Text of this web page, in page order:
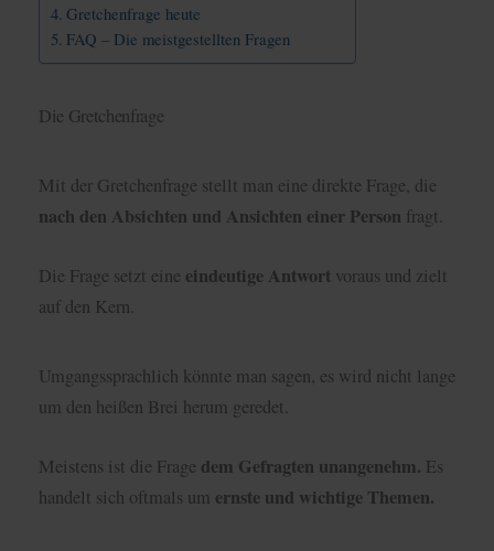
Gretchenfrage heute
FAQ – Die meistgestellten Fragen
Die Gretchenfrage
Mit der Gretchenfrage stellt man eine direkte Frage, die
nach den Absichten und Ansichten einer Person fragt.
Die Frage setzt eine eindeutige Antwort voraus und zielt
auf den Kern.
Umgangssprachlich könnte man sagen, es wird nicht lange
um den heißen Brei herum geredet.
Meistens ist die Frage dem Gefragten unangenehm. Es
handelt sich oftmals um ernste und wichtige Themen.